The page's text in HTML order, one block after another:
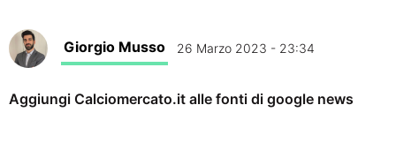
Giorgio Musso 26 Marzo 2023 - 23:34
Aggiungi Calciomercato.it alle fonti di google news